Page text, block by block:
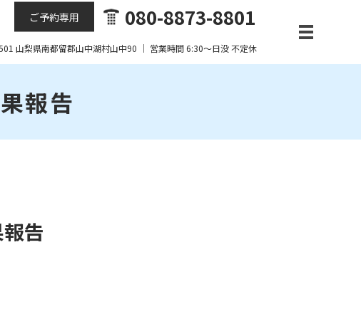
ご予約専用 080-8873-8801
山梨県南都留郡山中湖村山中90 ｜ 営業時間 6:30～日没 不定休
報告
告